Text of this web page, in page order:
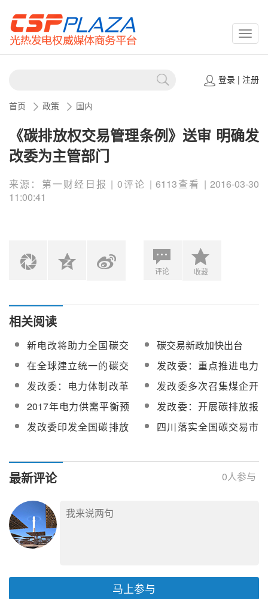
登录| 注册
首页 政策 国内
《碳排放权交易管理条例》送审 明确发
改委为主管部门
来源：第一财经日报 | 0评论 | 6113查看 | 2016-03-30
11:00:41
评论 收藏
相关阅读
新电改将助力全国碳交
易市场化
碳交易新政加快出台
在全球建立统一的碳交
易价格是不切实际
发改委：重点推进电力
等领域价格改革 改革电
价补贴方式
发改委：电力体制改革
全面实施 有序放开竞争
环节电价
发改委多次召集煤企开
会 希望稳定煤价
2017年电力供需平衡预
测和制定优先发电购电
权计划通知发布
发改委：开展碳排放报
告与核查及排放监测计
划制定工作
发改委印发全国碳排放
四川落实全国碳交易市
最新评论 0人参与
马上参与